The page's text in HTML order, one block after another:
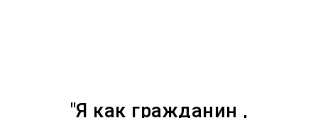
"Я как гражданин ,